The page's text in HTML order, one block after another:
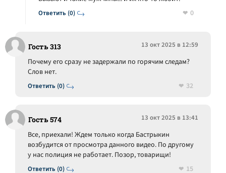
Ответить (0)
0
Гость 313 13 окт 2025 в 12:59
Ответить (0)
Почему его сразу не задержали по горячим следам?
Слов нет.
32
Гость 574 13 окт 2025 в 13:41
Ответить (0)
Все, приехали! Ждем только когда Бастрыкин
возбудится от просмотра данного видео. По другому
у нас полиция не работает. Позор, товарищи!
15